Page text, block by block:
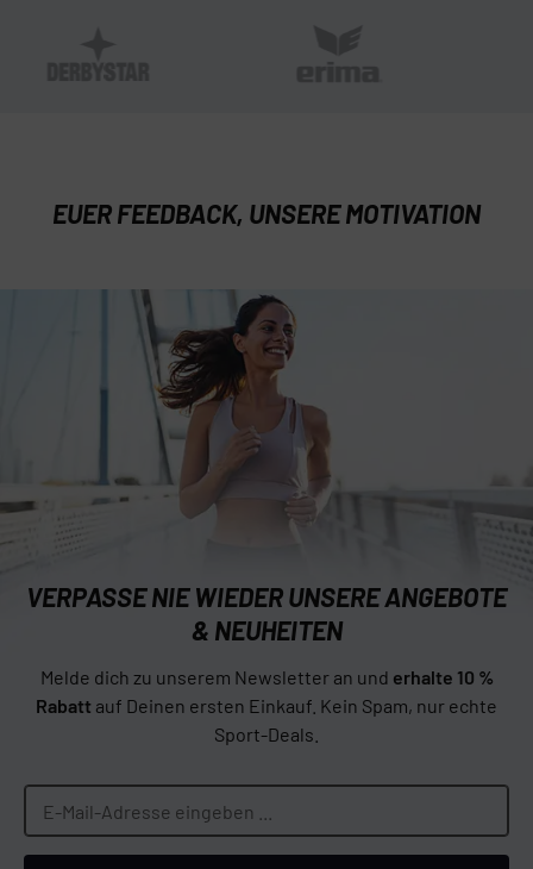
EUER FEEDBACK, UNSERE MOTIVATION
VERPASSE NIE WIEDER UNSERE ANGEBOTE
& NEUHEITEN
Melde dich zu unserem Newsletter an und erhalte 10 %
Rabatt auf Deinen ersten Einkauf. Kein Spam, nur echte
Sport-Deals.